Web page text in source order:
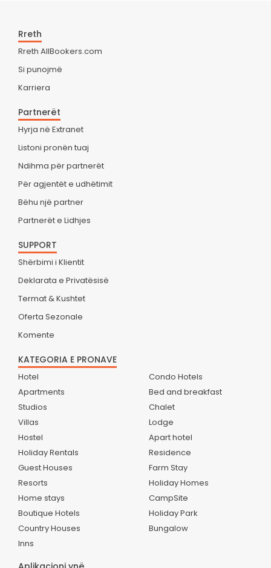
Rreth
Rreth AllBookers.com
Si punojmë
Karriera
Partnerët
Hyrja në Extranet
Listoni pronën tuaj
Ndihma për partnerët
Për agjentët e udhëtimit
Bëhu një partner
Partnerët e Lidhjes
SUPPORT
Shërbimi i Klientit
Deklarata e Privatësisë
Termat & Kushtet
Oferta Sezonale
Komente
KATEGORIA E PRONAVE
Hotel
Apartments
Studios
Villas
Hostel
Holiday Rentals
Guest Houses
Resorts
Home stays
Boutique Hotels
Country Houses
Inns
Condo Hotels
Bed and breakfast
Chalet
Lodge
Apart hotel
Residence
Farm Stay
Holiday Homes
CampSite
Holiday Park
Bungalow